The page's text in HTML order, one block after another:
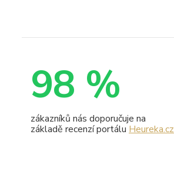
98 %
zákazníků nás doporučuje na
základě recenzí portálu Heureka.cz